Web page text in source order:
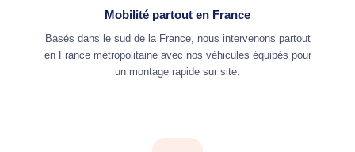
Mobilité partout en France
Basés dans le sud de la France, nous intervenons partout
en France métropolitaine avec nos véhicules équipés pour
un montage rapide sur site.